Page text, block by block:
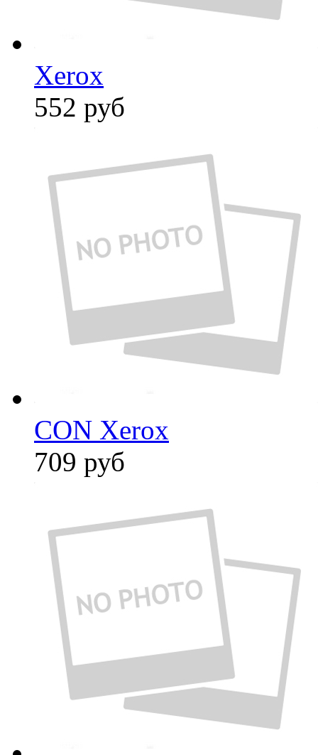
Xerox
552 руб
CON Xerox
709 руб